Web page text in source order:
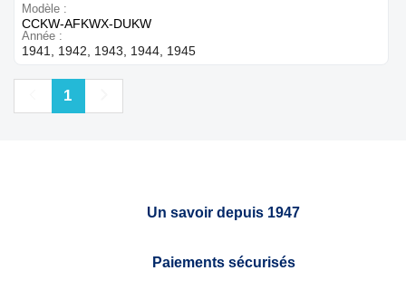
Modèle
CCKW-AFKWX-DUKW
Année
1941, 1942, 1943, 1944, 1945
Précédent
1
Un savoir depuis 1947
Paiements sécurisés